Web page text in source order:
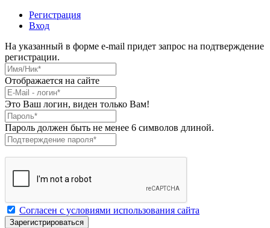
Регистрация
Вход
На указанный в форме e-mail придет запрос на подтверждение
регистрации.
Имя/Ник
Отображается на сайте
E-Mail *
Это Ваш логин, виден только Вам!
Пароль*
Пароль должен быть не менее 6 символов длиной.
Подтверждение пароля
Согласен с условиями использования сайта